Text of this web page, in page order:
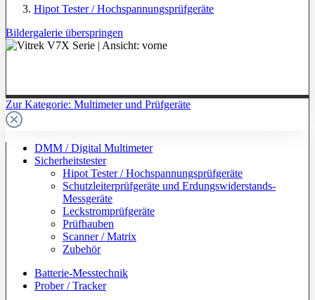
Zur Kategorie: Multimeter und Prüfgeräte
DMM / Digital Multimeter
Sicherheitstester
Hipot Tester / Hochspannungsprüfgeräte
Schutzleiterprüfgeräte und Erdungswiderstands-
Messgeräte
Leckstromprüfgeräte
Prüfhauben
Scanner / Matrix
Zubehör
Batterie-Messtechnik
Prober / Tracker
Hipot Tester / Hochspannungsprüfgeräte
Bildergalerie überspringen